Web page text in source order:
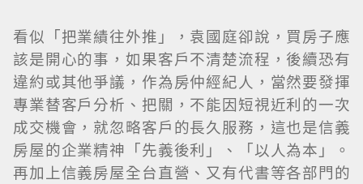
看似「把業績往外推」，袁國庭卻說，買房子應
該是開心的事，如果客戶不清楚流程，後續恐有
違約或其他爭議，作為房仲經紀人，當然要發揮
專業替客戶分析、把關，不能因短視近利的一次
成交機會，就忽略客戶的長久服務，這也是信義
房屋的企業精神「先義後利」、「以人為本」。
再加上信義房屋全台直營、又有代書等各部門的